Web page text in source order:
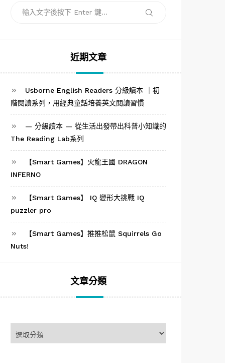
搜
近期文章
Usborne English Readers 分級讀本 ｜初
階閱讀系列，用經典童話培養英文閱讀習慣
— 分級讀本 — 從生活出發帶出科普小知識的
The Reading Lab系列
【Smart Games】火龍王國 DRAGON
INFERNO
【Smart Games】 IQ 變形大挑戰 IQ
puzzler pro
【Smart Games】推推松鼠 Squirrels Go
Nuts!
文章分類
章
分